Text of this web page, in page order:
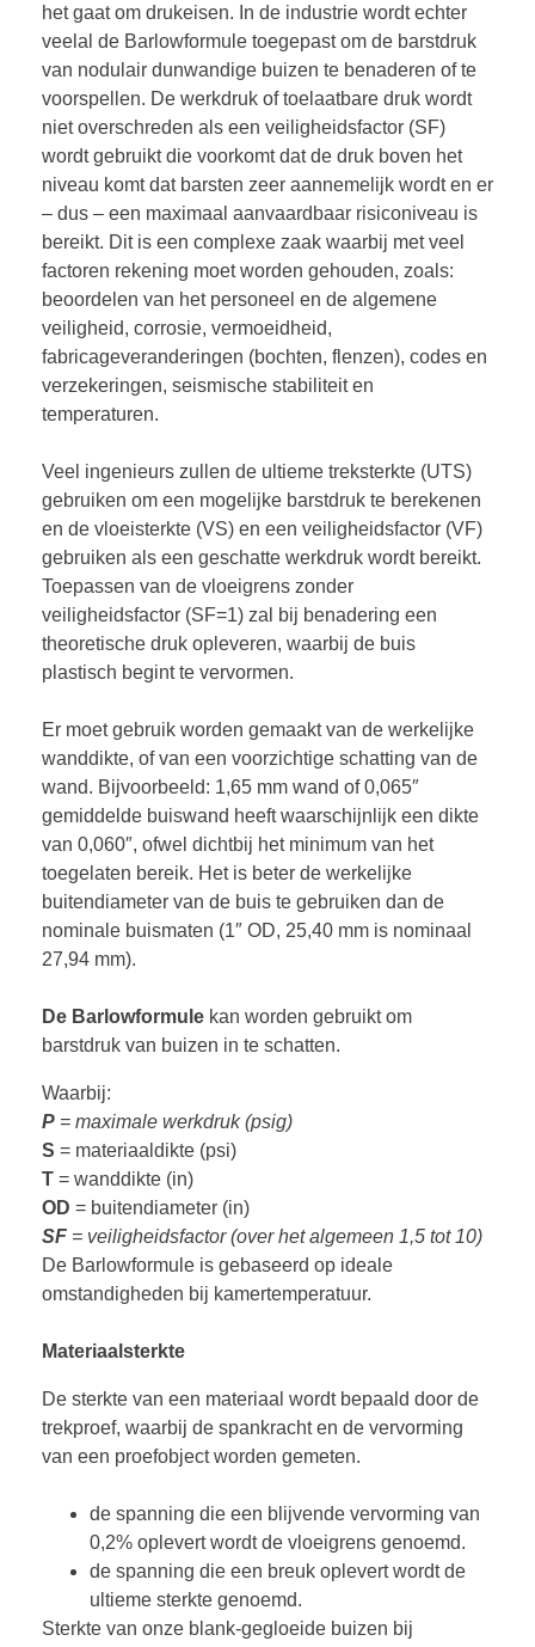
het gaat om drukeisen. In de industrie wordt echter
veelal de Barlowformule toegepast om de barstdruk
van nodulair dunwandige buizen te benaderen of te
voorspellen. De werkdruk of toelaatbare druk wordt
niet overschreden als een veiligheidsfactor (SF)
wordt gebruikt die voorkomt dat de druk boven het
niveau komt dat barsten zeer aannemelijk wordt en er
– dus – een maximaal aanvaardbaar risiconiveau is
bereikt. Dit is een complexe zaak waarbij met veel
factoren rekening moet worden gehouden, zoals:
beoordelen van het personeel en de algemene
veiligheid, corrosie, vermoeidheid,
fabricageveranderingen (bochten, flenzen), codes en
verzekeringen, seismische stabiliteit en
temperaturen.
Veel ingenieurs zullen de ultieme treksterkte (UTS)
gebruiken om een mogelijke barstdruk te berekenen
en de vloeisterkte (VS) en een veiligheidsfactor (VF)
gebruiken als een geschatte werkdruk wordt bereikt.
Toepassen van de vloeigrens zonder
veiligheidsfactor (SF=1) zal bij benadering een
theoretische druk opleveren, waarbij de buis
plastisch begint te vervormen.
Er moet gebruik worden gemaakt van de werkelijke
wanddikte, of van een voorzichtige schatting van de
wand. Bijvoorbeeld: 1,65 mm wand of 0,065″
gemiddelde buiswand heeft waarschijnlijk een dikte
van 0,060″, ofwel dichtbij het minimum van het
toegelaten bereik. Het is beter de werkelijke
buitendiameter van de buis te gebruiken dan de
nominale buismaten (1″ OD, 25,40 mm is nominaal
27,94 mm).
De Barlowformule kan worden gebruikt om
barstdruk van buizen in te schatten.
Waarbij:
P = maximale werkdruk (psig)
S = materiaaldikte (psi)
T = wanddikte (in)
OD = buitendiameter (in)
SF = veiligheidsfactor (over het algemeen 1,5 tot 10)
De Barlowformule is gebaseerd op ideale
omstandigheden bij kamertemperatuur.
Materiaalsterkte
De sterkte van een materiaal wordt bepaald door de
trekproef, waarbij de spankracht en de vervorming
van een proefobject worden gemeten.
de spanning die een blijvende vervorming van
0,2% oplevert wordt de vloeigrens genoemd.
de spanning die een breuk oplevert wordt de
ultieme sterkte genoemd.
Sterkte van onze blank-gegloeide buizen bij